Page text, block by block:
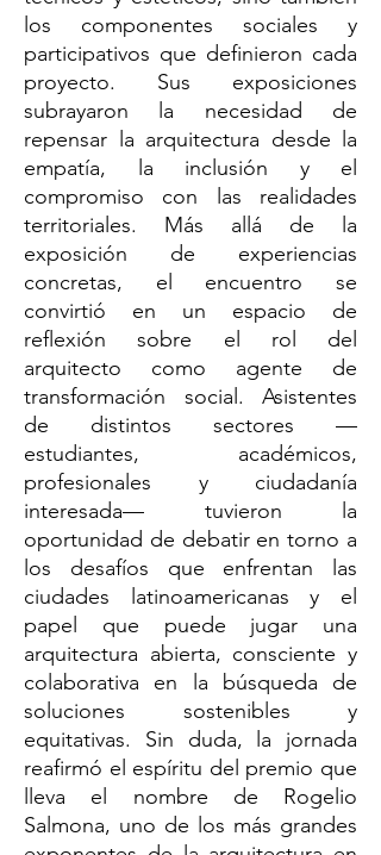
los componentes sociales y
participativos que definieron cada
proyecto. Sus exposiciones
subrayaron la necesidad de
repensar la arquitectura desde la
empatía, la inclusión y el
compromiso con las realidades
territoriales. Más allá de la
exposición de experiencias
concretas, el encuentro se
convirtió en un espacio de
reflexión sobre el rol del
arquitecto como agente de
transformación social. Asistentes
de distintos sectores —
estudiantes, académicos,
profesionales y ciudadanía
interesada— tuvieron la
oportunidad de debatir en torno a
los desafíos que enfrentan las
ciudades latinoamericanas y el
papel que puede jugar una
arquitectura abierta, consciente y
colaborativa en la búsqueda de
soluciones sostenibles y
equitativas. Sin duda, la jornada
reafirmó el espíritu del premio que
lleva el nombre de Rogelio
Salmona, uno de los más grandes